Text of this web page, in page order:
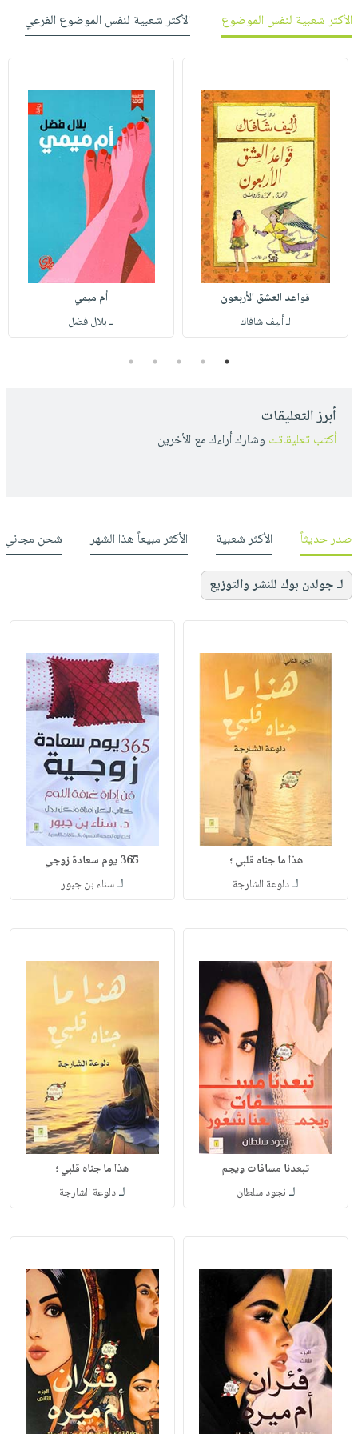
الأكثر شعبية لنفس الموضوع
الأكثر شعبية لنفس الموضوع الفرعي
قواعد العشق الأربعون
لـ أليف شافاك
أم ميمي
لـ بلال فضل
1
2
3
4
5
أبرز التعليقات
أكتب تعليقاتك وشارك أراءك مع الأخرين
صدر حديثاً الأكثر شعبية الأكثر مبيعاً هذا الشهر شحن مجاني
لـ جولدن بوك للنشر والتوزيع
هذا ما جناه قلبي ؛
لـدلوعة الشارجة
365 يوم سعادة زوجي
لـسناء بن جبور
تبعدنا مسافات ويجم
لـ نجود سلطان
هذا ما جناه قلبي ؛
لـدلوعة الشارجة